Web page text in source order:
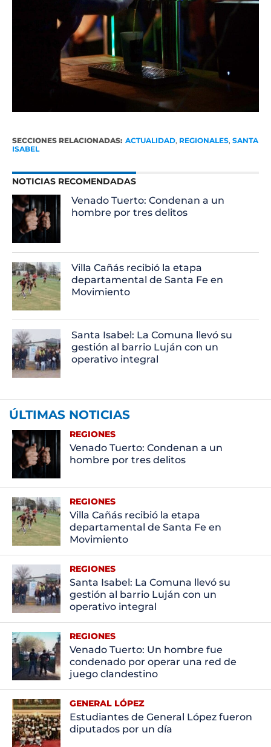
SECCIONES RELACIONADAS: ACTUALIDAD, REGIONALES, SANTA
ISABEL
NOTICIAS RECOMENDADAS
Venado Tuerto: Condenan a un
hombre por tres delitos
Villa Cañás recibió la etapa
departamental de Santa Fe en
Movimiento
Santa Isabel: La Comuna llevó su
gestión al barrio Luján con un
operativo integral
ÚLTIMAS NOTICIAS
REGIONES
Venado Tuerto: Condenan a un
hombre por tres delitos
REGIONES
Villa Cañás recibió la etapa
departamental de Santa Fe en
Movimiento
REGIONES
Santa Isabel: La Comuna llevó su
gestión al barrio Luján con un
operativo integral
REGIONES
Venado Tuerto: Un hombre fue
condenado por operar una red de
juego clandestino
GENERAL LÓPEZ
Estudiantes de General López fueron
diputados por un día